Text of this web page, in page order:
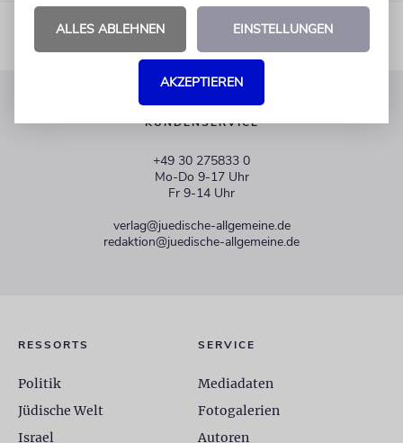
KUNDENSERVICE
+49 30 275833 0
Mo-Do 9-17 Uhr
Fr 9-14 Uhr
verlag@juedische-allgemeine.de
redaktion@juedische-allgemeine.de
RESSORTS
Politik
Jüdische Welt
Israel
SERVICE
Mediadaten
Fotogalerien
Autoren
ALLES ABLEHNEN EINSTELLUNGEN
AKZEPTIEREN